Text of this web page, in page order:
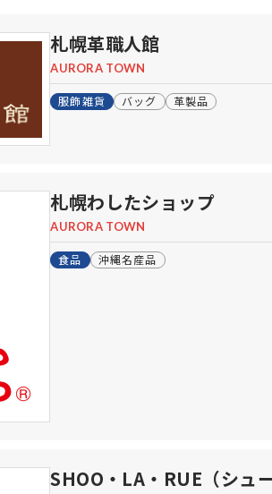
札幌革職人館
AURORA TOWN
服飾雑貨 バッグ 革製品
札幌わしたショップ
AURORA TOWN
食品 沖縄名産品
SHOO・LA・RUE（シュ